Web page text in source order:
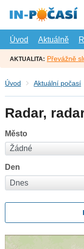
hlavní
Úvod
Aktuálně
AKTUALITA: Převážně
Úvod Aktuální počasí
Radar,
Město
Den